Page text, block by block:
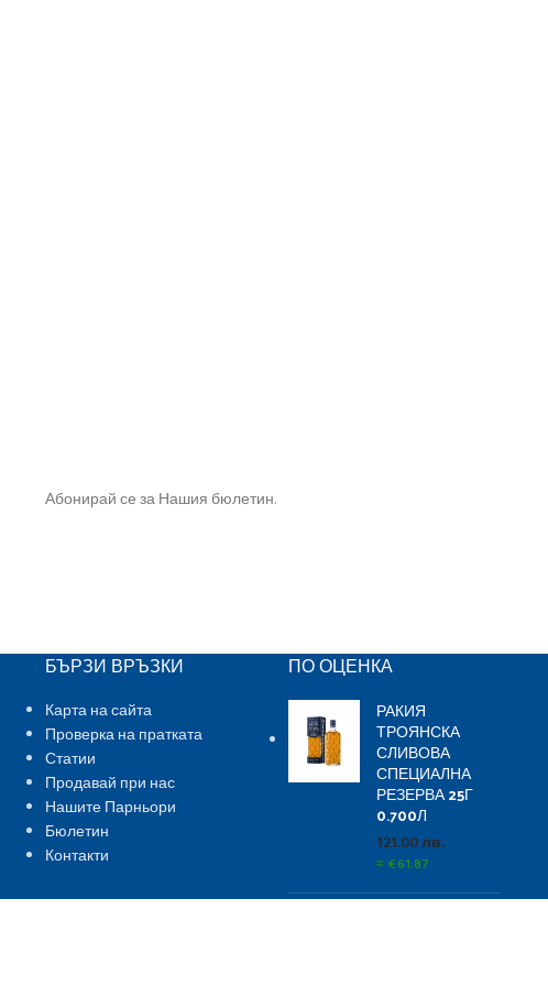
Абонирай се за Нашия бюлетин.
БЪРЗИ ВРЪЗКИ
Карта на сайта
Проверка на пратката
Статии
Продавай при нас
Нашите Парньори
Бюлетин
Контакти
ПО ОЦЕНКА
РАКИЯ
ТРОЯНСКА
СЛИВОВА
СПЕЦИАЛНА
РЕЗЕРВА 25Г
0.700Л
121.00лв.
≈€61.87